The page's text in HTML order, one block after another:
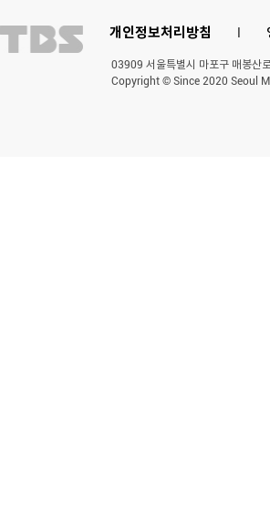
개인정보처리방침 l
03909 서울특별시 마포구 매봉
Copyright © Since 2020 Seoul